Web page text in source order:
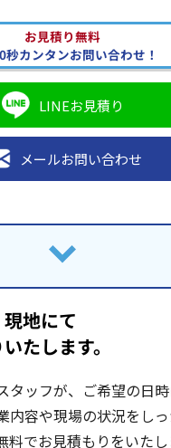
お見積り無料
秒カンタンお問い合わせ！
LINEお見積り
メールお問い合わせ
現地にて
たします。
タッフが、ご希望の日
内容や現場の状況をし
料でお見積もりをいたし